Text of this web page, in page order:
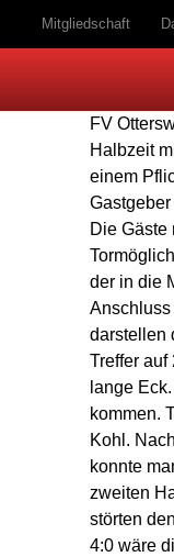
Mitgliedschaft
FV
Halbzeit
einem
Die Gäste
der in die
darstellen
Treffer
lange
kommen.
Kohl.
konnte
zweiten
störten
4:0 wäre